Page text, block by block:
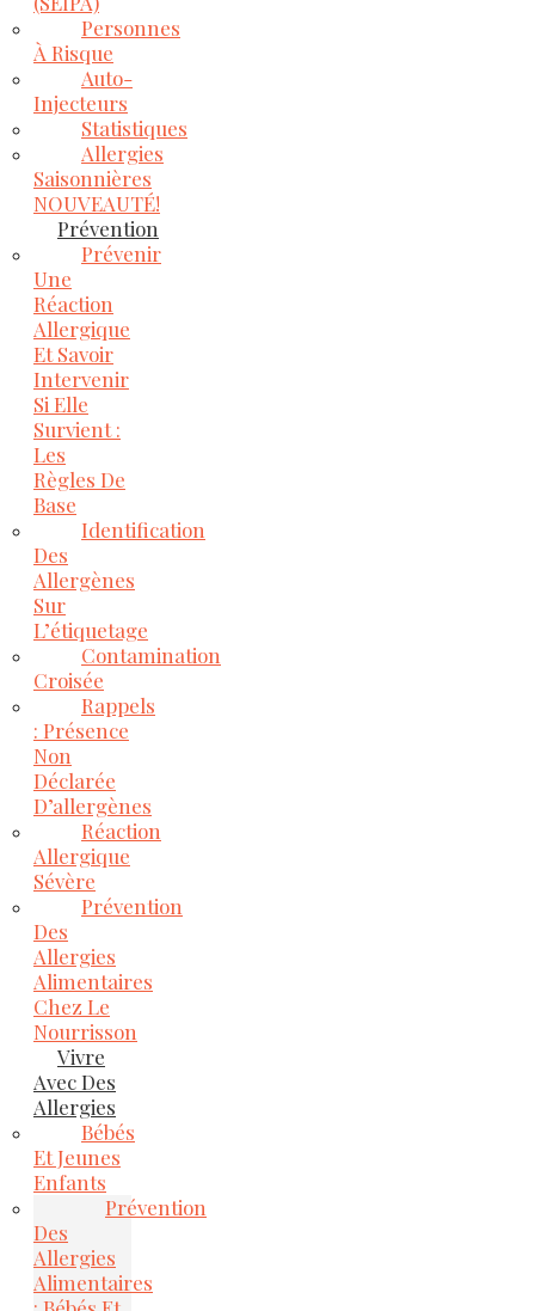
Personnes
À Risque
Auto-
Injecteurs
Statistiques
Allergies
Saisonnières
NOUVEAUTÉ!
Prévention
Prévenir
Une
Réaction
Allergique
Et Savoir
Intervenir
Si Elle
Survient :
Les
Règles De
Base
Identification
Des
Allergènes
Sur
L’étiquetage
Contamination
Croisée
Rappels
: Présence
Non
Déclarée
D’allergènes
Réaction
Allergique
Sévère
Prévention
Des
Allergies
Alimentaires
Chez Le
Nourrisson
Vivre
Avec Des
Allergies
Bébés
Et Jeunes
Enfants
Prévention
Des
Allergies
Alimentaires